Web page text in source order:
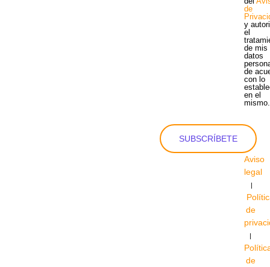
de
y
el
de mis
datos
de
con lo
en el
mismo.
SUBSCRÍBETE
Aviso
legal
|
de
|
de